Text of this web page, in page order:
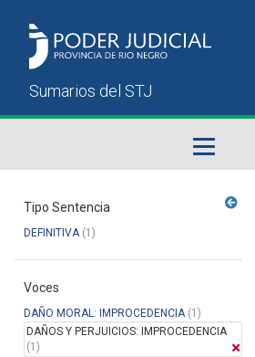
Sumarios del STJ
Manual del Usuario
Tipo Sentencia
DEFINITIVA(1)
Voces
DAÑO MORAL: IMPROCEDENCIA(1)
DAÑOS Y PERJUICIOS: IMPROCEDENCIA
(1)